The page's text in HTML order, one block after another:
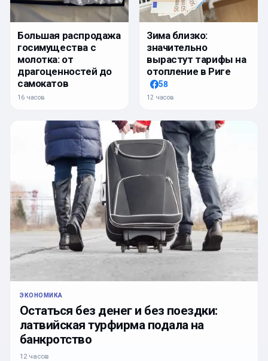
Большая распродажа
госимущества с
молотка: от
драгоценностей до
самокатов
16 часов
Зима близко:
значительно
вырастут тарифы на
отопление в Риге
58
12 часов
ЭКОНОМИКА
Остаться без денег и без поездки:
латвийская турфирма подала на
банкротство
12 часов